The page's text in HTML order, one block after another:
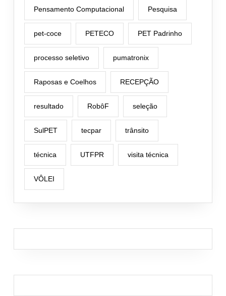
Pensamento Computacional Pesquisa
pet-coce PETECO PET Padrinho
processo seletivo pumatronix
Raposas e Coelhos RECEPÇÃO
resultado RobôF seleção
SulPET tecpar trânsito
técnica UTFPR visita técnica
VÔLEI